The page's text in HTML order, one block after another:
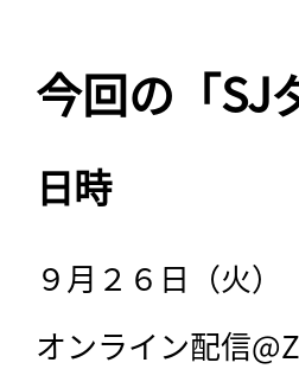
今回の「SJ
日時
９月２６日（火）
オンライン配信